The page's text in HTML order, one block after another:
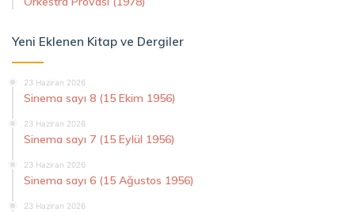
Yeni Eklenen Kitap ve Dergiler
23 Haziran 2026
Sinema sayı 8 (15 Ekim 1956)
23 Haziran 2026
Sinema sayı 7 (15 Eylül 1956)
23 Haziran 2026
Sinema sayı 6 (15 Ağustos 1956)
23 Haziran 2026